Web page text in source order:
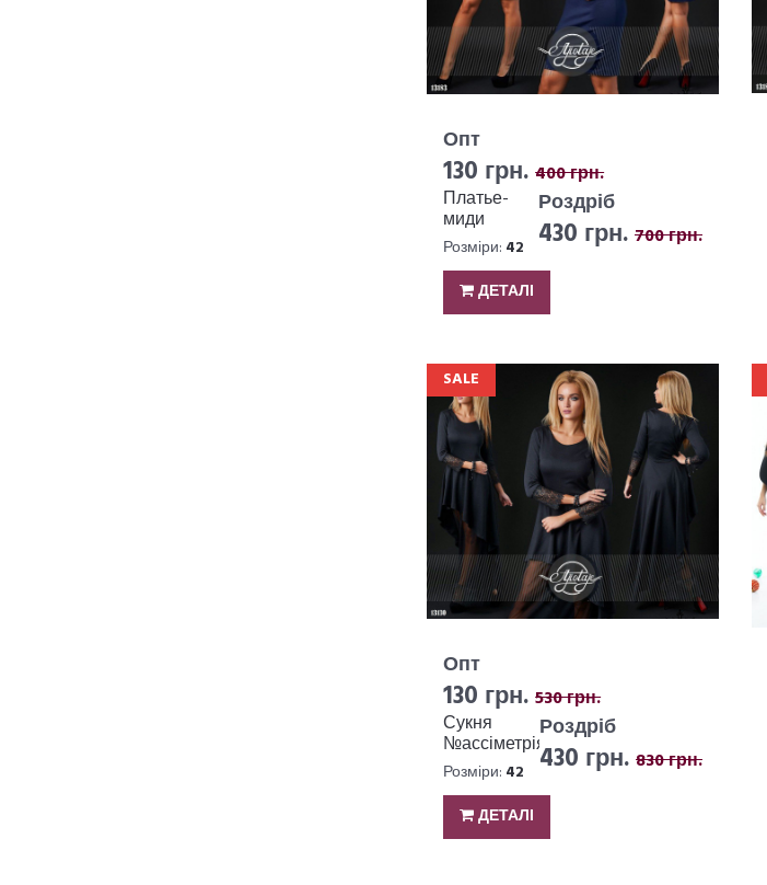
Опт
130 грн. 400 грн.
Роздріб
430 грн. 700 грн.
Платье-
миди
№2689-349
Розміри: 42
ДЕТАЛІ
SALE
Опт
130 грн. 530 грн.
Роздріб
430 грн. 830 грн.
Сукня
№ассіметрія
Розміри: 42
ДЕТАЛІ